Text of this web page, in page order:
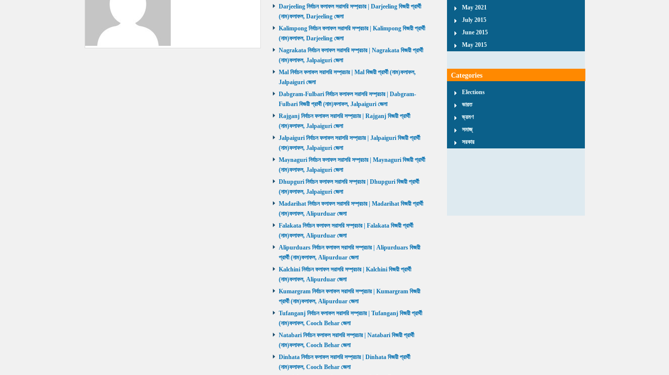
Darjeeling নির্বাচন ফলাফল সরাসরি সম্প্রচার | Darjeeling বিজয়ী প্রার্থী
(নাম)ফলাফল, Darjeeling জেলা
Kalimpong নির্বাচন ফলাফল সরাসরি সম্প্রচার | Kalimpong বিজয়ী প্রার্থী
(নাম)ফলাফল, Darjeeling জেলা
Nagrakata নির্বাচন ফলাফল সরাসরি সম্প্রচার | Nagrakata বিজয়ী প্রার্থী
(নাম)ফলাফল, Jalpaiguri জেলা
Mal নির্বাচন ফলাফল সরাসরি সম্প্রচার | Mal বিজয়ী প্রার্থী (নাম)ফলাফল,
Jalpaiguri জেলা
Dabgram-Fulbari নির্বাচন ফলাফল সরাসরি সম্প্রচার | Dabgram-
Fulbari বিজয়ী প্রার্থী (নাম)ফলাফল, Jalpaiguri জেলা
Rajganj নির্বাচন ফলাফল সরাসরি সম্প্রচার | Rajganj বিজয়ী প্রার্থী
(নাম)ফলাফল, Jalpaiguri জেলা
Jalpaiguri নির্বাচন ফলাফল সরাসরি সম্প্রচার | Jalpaiguri বিজয়ী প্রার্থী
(নাম)ফলাফল, Jalpaiguri জেলা
Maynaguri নির্বাচন ফলাফল সরাসরি সম্প্রচার | Maynaguri বিজয়ী প্রার্থী
(নাম)ফলাফল, Jalpaiguri জেলা
Dhupguri নির্বাচন ফলাফল সরাসরি সম্প্রচার | Dhupguri বিজয়ী প্রার্থী
(নাম)ফলাফল, Jalpaiguri জেলা
Madarihat নির্বাচন ফলাফল সরাসরি সম্প্রচার | Madarihat বিজয়ী প্রার্থী
(নাম)ফলাফল, Alipurduar জেলা
Falakata নির্বাচন ফলাফল সরাসরি সম্প্রচার | Falakata বিজয়ী প্রার্থী
(নাম)ফলাফল, Alipurduar জেলা
Alipurduars নির্বাচন ফলাফল সরাসরি সম্প্রচার | Alipurduars বিজয়ী
প্রার্থী (নাম)ফলাফল, Alipurduar জেলা
Kalchini নির্বাচন ফলাফল সরাসরি সম্প্রচার | Kalchini বিজয়ী প্রার্থী
(নাম)ফলাফল, Alipurduar জেলা
Kumargram নির্বাচন ফলাফল সরাসরি সম্প্রচার | Kumargram বিজয়ী
প্রার্থী (নাম)ফলাফল, Alipurduar জেলা
Tufanganj নির্বাচন ফলাফল সরাসরি সম্প্রচার | Tufanganj বিজয়ী প্রার্থী
(নাম)ফলাফল, Cooch Behar জেলা
Natabari নির্বাচন ফলাফল সরাসরি সম্প্রচার | Natabari বিজয়ী প্রার্থী
(নাম)ফলাফল, Cooch Behar জেলা
Dinhata নির্বাচন ফলাফল সরাসরি সম্প্রচার | Dinhata বিজয়ী প্রার্থী
(নাম)ফলাফল, Cooch Behar জেলা
May 2021
July 2015
June 2015
May 2015
Categories
Elections
ভারত
ভ্রমণ
সমাজ্
সরকার